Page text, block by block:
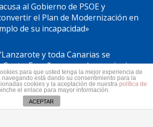
al Gobierno de PSOE y
el Plan de Modernización en
de su incapacidad»
y toda Canarias se
España no puede seguir sin
de Estado”
para que usted tenga la mejor experiencia de
está dando su consentimiento para la
cookies y la aceptación de nuestra política de
el enlace para mayor información.
ACEPTAR